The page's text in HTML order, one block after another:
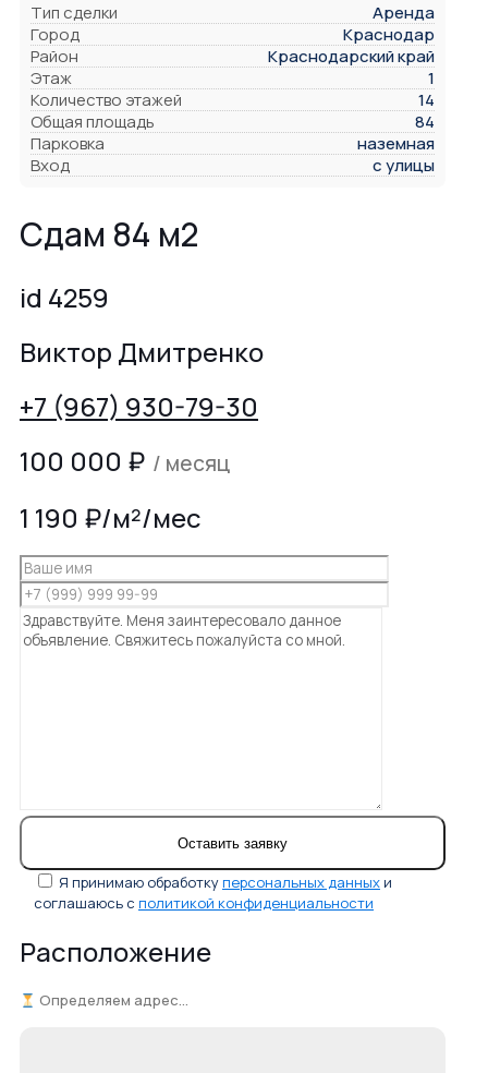
Тип сделки
Аренда
Город
Краснодар
Район
Краснодарский край
Этаж
1
Количество этажей
14
Общая площадь
84
Парковка
наземная
Вход
с улицы
Сдам 84 м2
id 4259
Виктор Дмитренко
+7 (967) 930-79-30
100 000 ₽ / месяц
1 190 ₽/м²/мес
Я принимаю обработкуперсональных данных и
соглашаюсь с политикой конфиденциальности
Расположение
Определяем адрес...